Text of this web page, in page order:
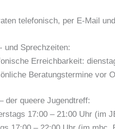
telefonisch, per E-Mail
und Sprechzeiten:
Erreichbarkeit:
Beratungstermine vor
der queere Jugendtreff:
17:00 – 21:00 Uhr (im